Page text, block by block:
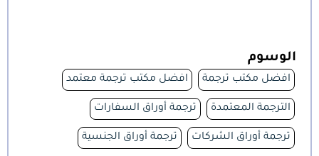
الوسوم
افضل مكتب ترجمة افضل مكتب ترجمة معتمد
الترجمة المعتمدة ترجمة أوراق السفارات
ترجمة أوراق الشركات ترجمة أوراق الجنسية